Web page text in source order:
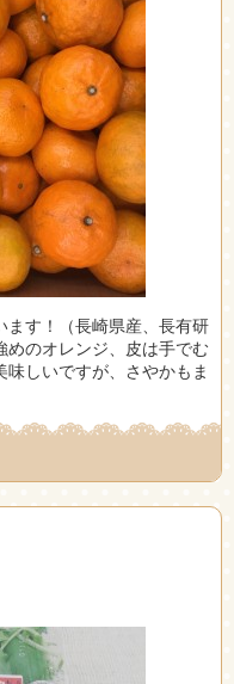
ます！（長崎県産、長有研
めのオレンジ、皮は手でむ
しいですが、さやかもま